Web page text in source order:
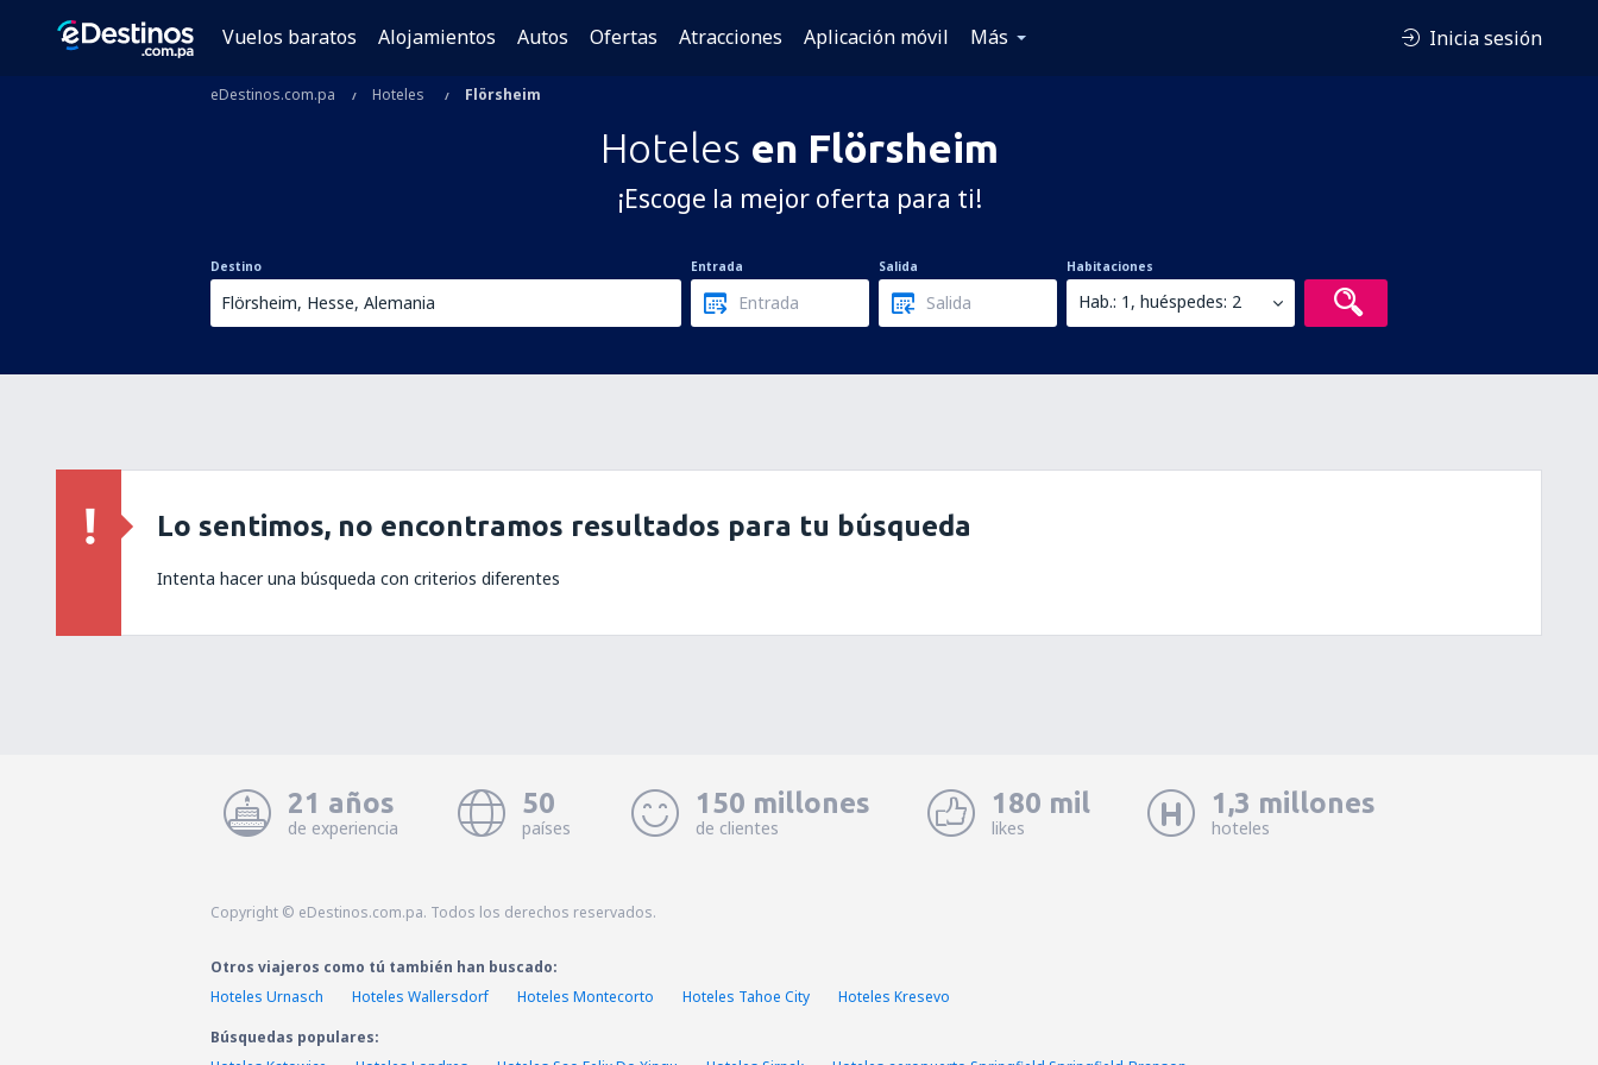
Vuelos baratos Alojamientos Autos Ofertas Atracciones Aplicación móvil Más Inicia sesión
eDestinos.com.pa Hoteles Flörsheim
Hoteles en Flörsheim
¡Escoge la mejor oferta para ti!
Destino Entrada Salida Habitaciones
Hab.: 1, huéspedes: 2
Lo sentimos, no encontramos resultados para tu búsqueda
Intenta hacer una búsqueda con criterios diferentes
21 años
de experiencia
50
países
150 millones
de clientes
180 mil
likes
1,3 millones
hoteles
Copyright © eDestinos.com.pa. Todos los derechos reservados.
Otros viajeros como tú también han buscado:
Hoteles Urnasch
Hoteles Wallersdorf Hoteles Montecorto Hoteles Tahoe City
Hoteles Kresevo
Búsquedas populares: